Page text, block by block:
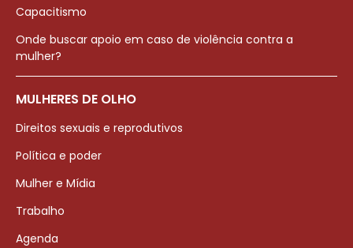
Capacitismo
Onde buscar apoio em caso de violência contra a
mulher?
MULHERES DE OLHO
Direitos sexuais e reprodutivos
Política e poder
Mulher e Mídia
Trabalho
Agenda